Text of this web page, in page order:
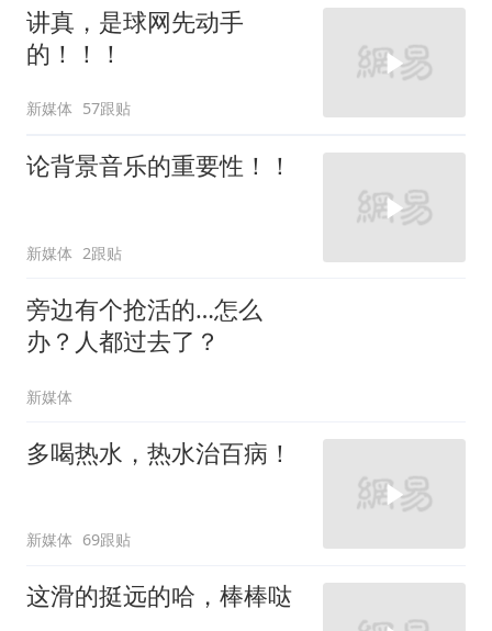
讲真，是球网先动手
的！！！
新媒体 57跟贴
论背景音乐的重要性！！
新媒体 2跟贴
旁边有个抢活的…怎么
办？人都过去了？
新媒体
多喝热水，热水治百病！
新媒体 69跟贴
这滑的挺远的哈，棒棒哒